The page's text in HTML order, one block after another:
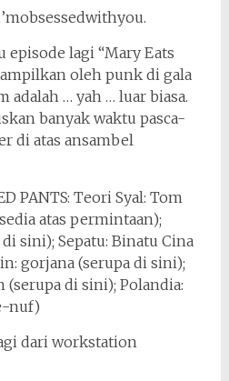
episode lagi “Mary Eats
oleh punk di gala
adalah … yah … luar biasa.
banyak waktu pasca-
di atas ansambel
PANTS: Teori Syal: Tom
atas permintaan);
di sini); Sepatu: Binatu Cina
gorjana (serupa di sini);
(serupa di sini); Polandia:
nuf)
dari workstation